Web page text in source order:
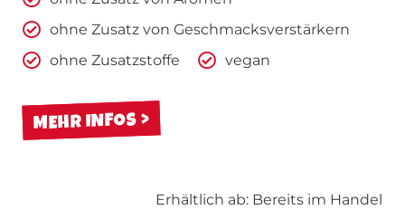
ohne Zusatz von Geschmacksverstärkern
ohne Zusatzstoffe
vegan
MEHR INFOS
Erhältlich ab: Bereits im Handel